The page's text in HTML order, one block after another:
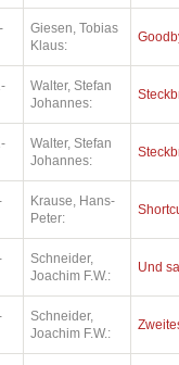
Giesen, Tobias
Klaus:
Walter, Stefan
Johannes:
Walter, Stefan
Johannes:
Krause, Hans-
Peter:
Schneider,
Joachim F.W.:
Und
Schneider,
Joachim F.W.: